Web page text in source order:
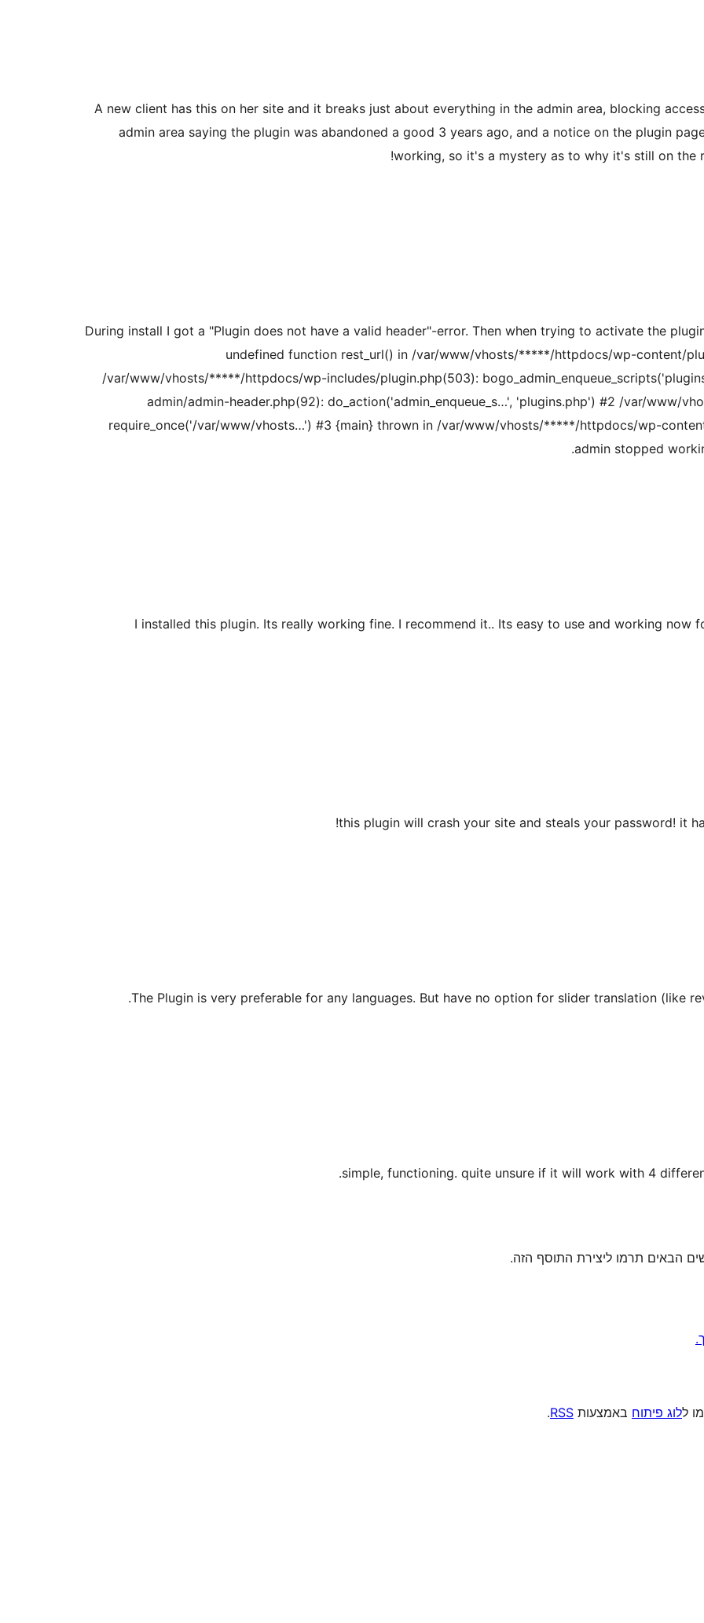
A new client has this on her site and it breaks just about everything in the admin area, blocking
admin area saying the plugin was abandoned a good 3 years ago, and a notice on the plugin
working, so it's a mystery as to why it's still on the
During install I got a "Plugin does not have a valid header"-error. Then when trying to activate the
undefined function rest_url() in /var/www/vhosts/*****/httpdocs/wp-content/
/var/www/vhosts/*****/httpdocs/wp-includes/plugin.php(503):
admin/admin-header.php(92): do_action('admin_enqueue_s…', 'plugins.php') #2 /var/www/
require_once('/var/www/vhosts…') #3 {main} thrown in /var/www/vhosts/*****/httpdocs/wp-
admin stopped
I installed this plugin. Its really working fine. I recommend it.. Its easy to use and working now
this plugin will crash your site and steals your password! it
The Plugin is very preferable for any languages. But have no option for slider translation (like
simple, functioning. quite unsure if it will work with 4
ללוג פיתוח באמצעות RSS
.